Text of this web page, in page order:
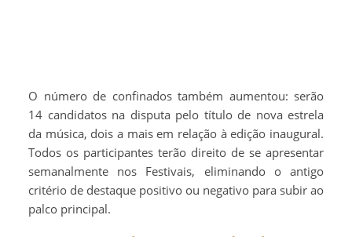
O número de confinados também aumentou: serão
14 candidatos na disputa pelo título de nova estrela
da música, dois a mais em relação à edição inaugural.
Todos os participantes terão direito de se apresentar
semanalmente nos Festivais, eliminando o antigo
critério de destaque positivo ou negativo para subir ao
palco principal.